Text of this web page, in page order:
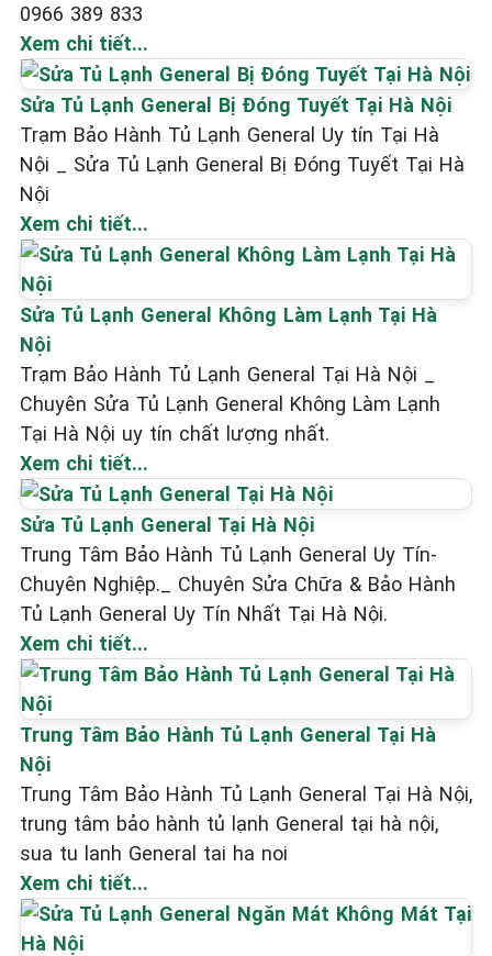
0966 389 833
Xem chi tiết...
Sửa Tủ Lạnh General Bị Đóng Tuyết Tại Hà Nội
Trạm Bảo Hành Tủ Lạnh General Uy tín Tại Hà
Nội _ Sửa Tủ Lạnh General Bị Đóng Tuyết Tại Hà
Nội
Xem chi tiết...
Sửa Tủ Lạnh General Không Làm Lạnh Tại Hà
Nội
Trạm Bảo Hành Tủ Lạnh General Tại Hà Nội _
Chuyên Sửa Tủ Lạnh General Không Làm Lạnh
Tại Hà Nội uy tín chất lượng nhất.
Xem chi tiết...
Sửa Tủ Lạnh General Tại Hà Nội
Trung Tâm Bảo Hành Tủ Lạnh General Uy Tín-
Chuyên Nghiệp._ Chuyên Sửa Chữa & Bảo Hành
Tủ Lạnh General Uy Tín Nhất Tại Hà Nội.
Xem chi tiết...
Trung Tâm Bảo Hành Tủ Lạnh General Tại Hà
Nội
Trung Tâm Bảo Hành Tủ Lạnh General Tại Hà Nội,
trung tâm bảo hành tủ lạnh General tại hà nội,
sua tu lanh General tai ha noi
Xem chi tiết...